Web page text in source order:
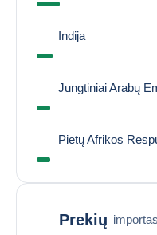
Indija
Jungtiniai Arabų
Pietų Afrikos
Prekių